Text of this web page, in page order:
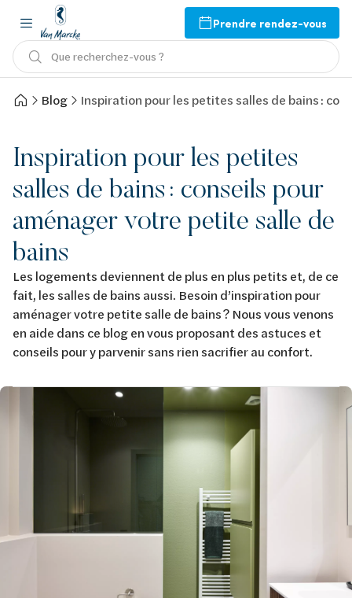
Prendre rendez-vous
Que recherchez-vous ?
Blog Inspiration pour les petites salles de bains :
Inspiration pour les petites
salles de bains : conseils pour
aménager votre petite salle de
bains
Les logements deviennent de plus en plus petits et, de ce
fait, les salles de bains aussi. Besoin d’inspiration pour
aménager votre petite salle de bains ? Nous vous venons
en aide dans ce blog en vous proposant des astuces et
conseils pour y parvenir sans rien sacrifier au confort.
Afbeelding